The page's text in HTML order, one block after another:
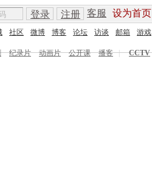
客服 设为首页
登录 注册
社区 微博 博客 论坛 访谈 邮箱 游戏
纪录片 动画片 公开课 播客 |
CCTV